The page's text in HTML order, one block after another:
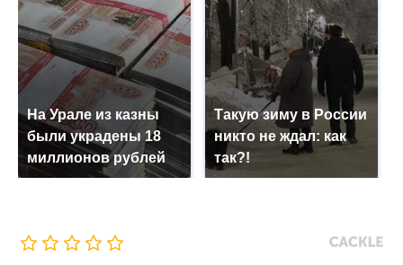
На Урале из казны
были украдены 18
миллионов рублей
Такую зиму в России
никто не ждал: как
так?!